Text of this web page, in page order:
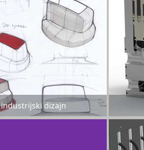
industrijski dizajn